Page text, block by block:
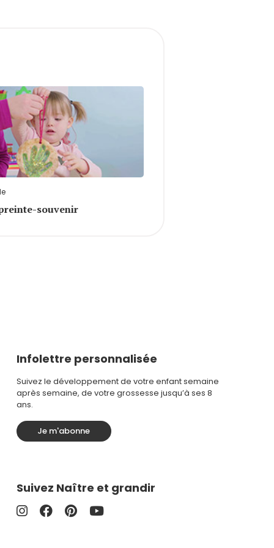
souvenir
Infolettre personnalisée
Suivez le développement de votre enfant semaine
après semaine, de votre grossesse jusqu’à ses 8
ans.
Je m'abonne
Suivez Naître et grandir